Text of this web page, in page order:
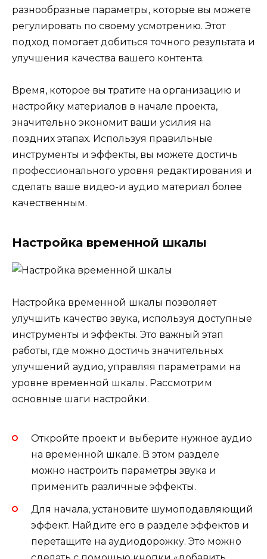
разнообразные параметры, которые вы можете
регулировать по своему усмотрению. Этот
подход помогает добиться точного результата и
улучшения качества вашего контента.
Время, которое вы тратите на организацию и
настройку материалов в начале проекта,
значительно экономит ваши усилия на
поздних этапах. Используя правильные
инструменты и эффекты, вы можете достичь
профессионального уровня редактирования и
сделать ваше видео-и аудио материал более
качественным.
Настройка временной шкалы
Настройка временной шкалы позволяет
улучшить качество звука, используя доступные
инструменты и эффекты. Это важный этап
работы, где можно достичь значительных
улучшений аудио, управляя параметрами на
уровне временной шкалы. Рассмотрим
основные шаги настройки.
Откройте проект и выберите нужное аудио
на временной шкале. В этом разделе
можно настроить параметры звука и
применить различные эффекты.
Для начала, установите шумоподавляющий
эффект. Найдите его в разделе эффектов и
перетащите на аудиодорожку. Это можно